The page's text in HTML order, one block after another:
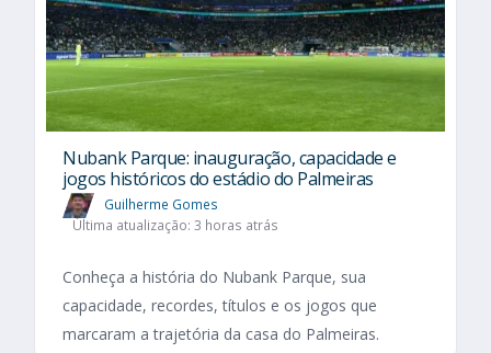
Nubank Parque: inauguração, capacidade e
jogos históricos do estádio do Palmeiras
Guilherme Gomes
Última atualização: 3 horas atrás
Conheça a história do Nubank Parque, sua
capacidade, recordes, títulos e os jogos que
marcaram a trajetória da casa do Palmeiras.